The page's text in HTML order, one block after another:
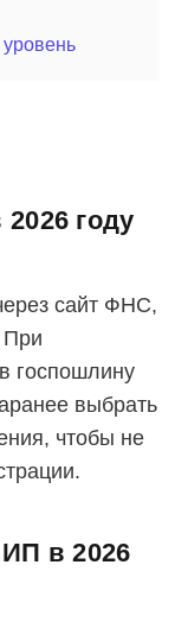
году
сайт ФНС,
При
госпошлину
выбрать
чтобы не
в 2026